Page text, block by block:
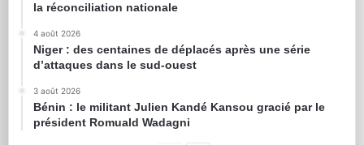
la réconciliation nationale
4 août 2026
Niger : des centaines de déplacés après une série
d’attaques dans le sud-ouest
3 août 2026
Bénin : le militant Julien Kandé Kansou gracié par le
président Romuald Wadagni